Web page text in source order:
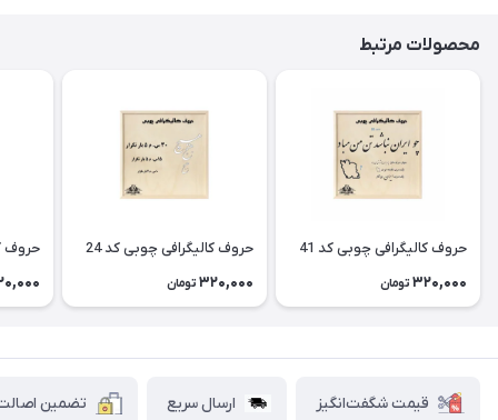
محصولات مرتبط
حروف کالیگرافی چوبی کد 41
320,000 تومان
حروف کالیگرافی چوبی کد 24
320,000 تومان
حروف
قیمت شگفت‌انگیز ارسال سریع تضمین اصالت